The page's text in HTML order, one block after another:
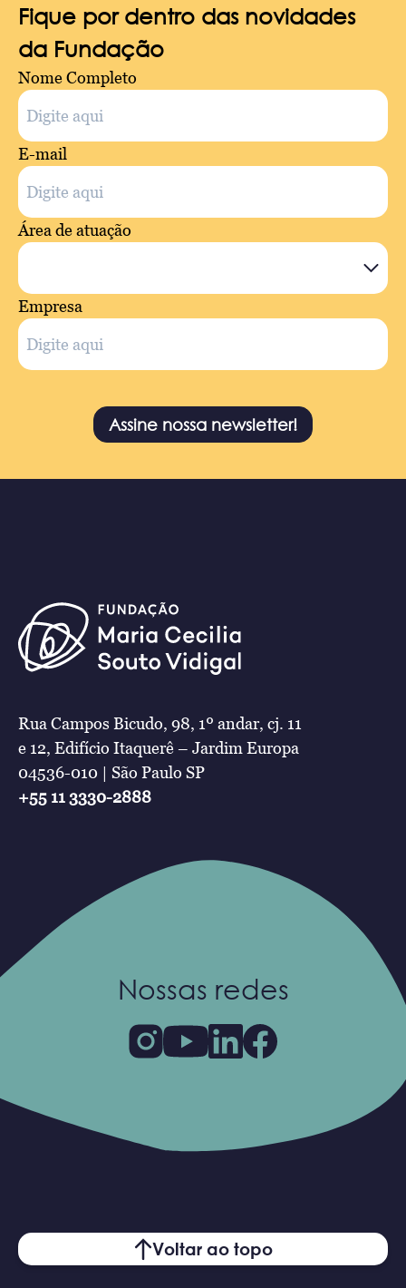
Fique por dentro das novidades
da Fundação
Nome Completo
E-mail
Área de atuação
Empresa
Assine nossa newsletter!
Rua Campos Bicudo, 98, 1º andar, cj. 11
e 12, Edifício Itaquerê – Jardim Europa
04536-010 | São Paulo SP
+55 11 3330-2888
Nossas redes
Voltar ao topo